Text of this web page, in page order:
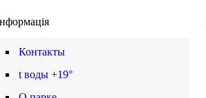
Контакты
t воды +19°